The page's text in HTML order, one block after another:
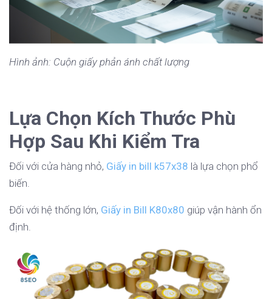
Hình ảnh: Cuộn giấy phản ánh chất lượng
Lựa Chọn Kích Thước Phù
Hợp Sau Khi Kiểm Tra
Đối với cửa hàng nhỏ, Giấy in bill k57x38 là lựa chọn phổ
biến.
Đối với hệ thống lớn, Giấy in Bill K80x80 giúp vận hành ổn
định.